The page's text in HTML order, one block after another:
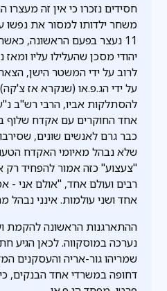
חסידים נזכרו כי אין זה
משחר ילדותו למסור את נפשו
11 נעצר בפעם הראשונה,
יהודי מסכן שהעלילו עליו
לרוב על ידי המשטר הישן,
על ידי הג.פ.או (שנקרא אז
להסתלקות אביו, הרבי רש"ב
אחד החוקרים עם אקדח שלוף
כבר גרם לאנשים שונים,
שלא נבהל מאיומי האקדח
"צעצוע" כזה אמור להפחיד רק
רבים ועולם אחד, "אולם אני -
אחד ושני עולמות. אינני
ההתארגנות הראשונה להקמת
נערכה במוסקווה. לכאן הגיע
שמריהו גור-אריה והעסקנים
דחופה במשרדי אחד הבנקים,